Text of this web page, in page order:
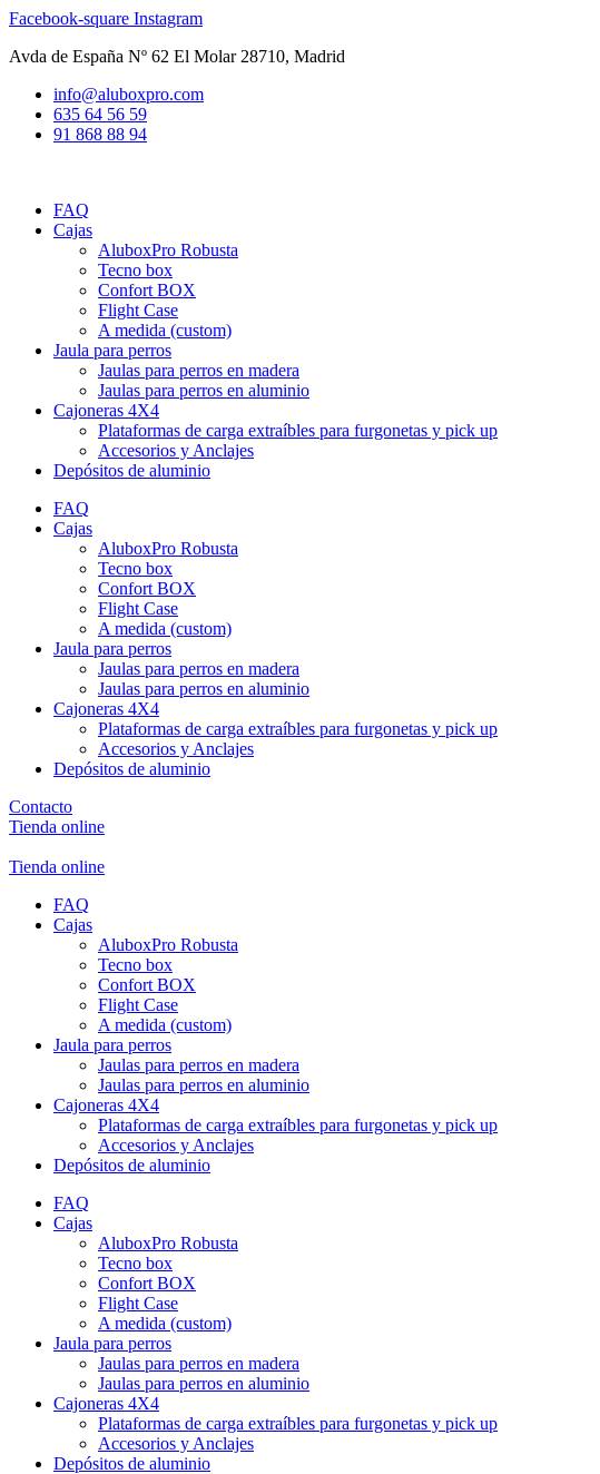
Ir
contenido
Facebook-square Instagram
Avda de España Nº 62 El Molar 28710, Madrid
info@aluboxpro.com
635 64 56 59
91 868 88 94
FAQ
Cajas
AluboxPro Robusta
Tecno box
Confort BOX
Flight Case
A medida (custom)
Jaula para perros
Jaulas para perros en madera
Jaulas para perros en aluminio
Cajoneras 4X4
Plataformas de carga extraíbles para furgonetas y pick up
Accesorios y Anclajes
Depósitos de aluminio
FAQ
Cajas
AluboxPro Robusta
Tecno box
Confort BOX
Flight Case
A medida (custom)
Jaula para perros
Jaulas para perros en madera
Jaulas para perros en aluminio
Cajoneras 4X4
Plataformas de carga extraíbles para furgonetas y pick up
Accesorios y Anclajes
Depósitos de aluminio
Contacto
Tienda online
Tienda online
FAQ
Cajas
AluboxPro Robusta
Tecno box
Confort BOX
Flight Case
A medida (custom)
Jaula para perros
Jaulas para perros en madera
Jaulas para perros en aluminio
Cajoneras 4X4
Plataformas de carga extraíbles para furgonetas y pick up
Accesorios y Anclajes
Depósitos de aluminio
FAQ
Cajas
AluboxPro Robusta
Tecno box
Confort BOX
Flight Case
A medida (custom)
Jaula para perros
Jaulas para perros en madera
Jaulas para perros en aluminio
Cajoneras 4X4
Plataformas de carga extraíbles para furgonetas y pick up
Accesorios y Anclajes
Depósitos de aluminio